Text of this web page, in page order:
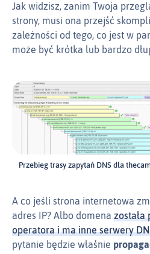
Jak widzisz, zanim Twoja
strony, musi ona przejść
zależności od tego, co jest w
może być krótka lub bardzo
Przebieg trasy zapytań DNS dla
A co jeśli strona internetowa
adres IP? Albo domena została
operatora i ma inne serwery
pytanie będzie właśnie